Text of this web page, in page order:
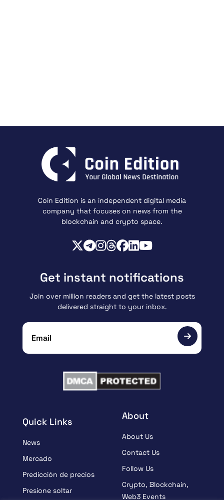
Coin Edition is an independent digital media
company that focuses on news from the
blockchain and crypto space.
Quick Links
News
Mercado
Predicción de precios
Presione soltar
About
About Us
Contact Us
Follow Us
Crypto, Blockchain,
Web3 Events
Get instant notifications
Join over million readers and get the latest posts
delivered straight to your inbox.